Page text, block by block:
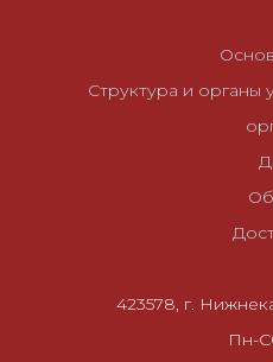
Структура и органы
423578, г.
Пн-